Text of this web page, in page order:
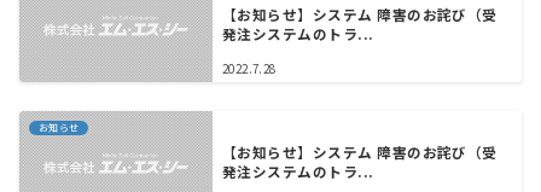
【お知らせ】システム 障害のお詫び（受
発注システムのトラ...
2022.7.28
お知らせ
【お知らせ】システム 障害のお詫び（受
発注システムのトラ...